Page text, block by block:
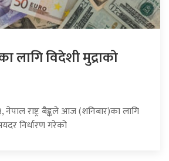
लागि विदेशी मुद्राको
नेपाल राष्ट्र बैङ्कले आज (शनिबार)का लागि
निर्धारण गरेको